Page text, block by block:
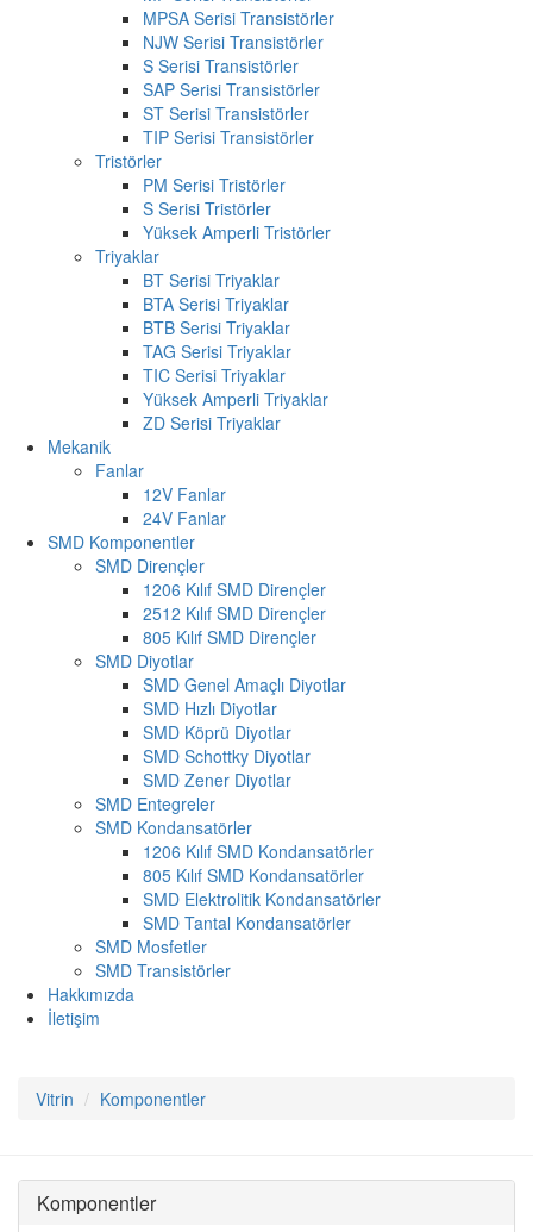
MPSA Serisi Transistörler
NJW Serisi Transistörler
S Serisi Transistörler
SAP Serisi Transistörler
ST Serisi Transistörler
TIP Serisi Transistörler
Tristörler
PM Serisi Tristörler
S Serisi Tristörler
Yüksek Amperli Tristörler
Triyaklar
BT Serisi Triyaklar
BTA Serisi Triyaklar
BTB Serisi Triyaklar
TAG Serisi Triyaklar
TIC Serisi Triyaklar
Yüksek Amperli Triyaklar
ZD Serisi Triyaklar
Mekanik
Fanlar
12V Fanlar
24V Fanlar
SMD Komponentler
SMD Dirençler
1206 Kılıf SMD Dirençler
2512 Kılıf SMD Dirençler
805 Kılıf SMD Dirençler
SMD Diyotlar
SMD Genel Amaçlı Diyotlar
SMD Hızlı Diyotlar
SMD Köprü Diyotlar
SMD Schottky Diyotlar
SMD Zener Diyotlar
SMD Entegreler
SMD Kondansatörler
1206 Kılıf SMD Kondansatörler
805 Kılıf SMD Kondansatörler
SMD Elektrolitik Kondansatörler
SMD Tantal Kondansatörler
SMD Mosfetler
SMD Transistörler
Hakkımızda
İletişim
Vitrin Komponentler
Komponentler